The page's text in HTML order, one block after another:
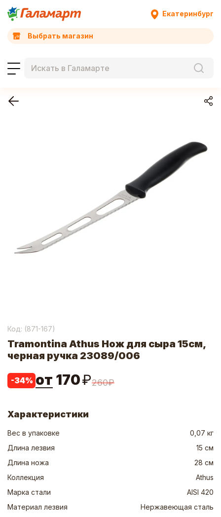
Екатеринбург
Выбрать магазин
Код: (871-167)
Tramontina Athus Нож для сыра 15см,
черная ручка 23089/006
-34% от 170₽260₽
Характеристики
Вес в упаковке
0,07 кг
Длина лезвия
15 см
Длина ножа
28 см
Коллекция
Athus
Марка стали
AISI 420
Материал лезвия
Нержавеющая сталь